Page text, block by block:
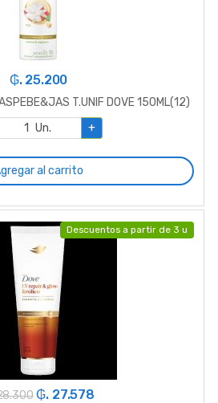
₲. 25.200
T.UNIF DOVE 150ML(12)
Un. +
al carrito
Descuentos a partir de 3 u
₲. 27.578